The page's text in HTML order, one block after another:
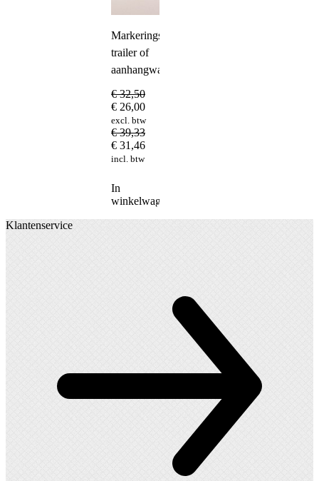
Markeringsbord
trailer of
aanhangwagen
€32,50
€ 26,00
excl. btw
€39,33
€ 31,46
incl. btw
In
winkelwagen
Klantenservice